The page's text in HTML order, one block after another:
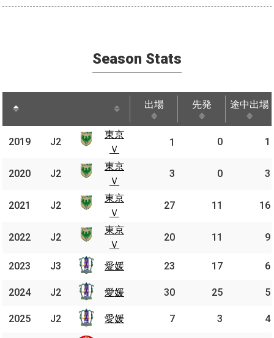
Season Stats
出場 先発 途中出場
2019
東京
Ｖ
1 0 1
2020
東京
Ｖ
3 0 3
2021
東京
Ｖ
27 11 16
2022
東京
Ｖ
20 11 9
2023 愛媛 23 17 6
2024 愛媛 30 25 5
2025 愛媛 7 3 4
2019 J2
東京
Ｖ
2020 J2
東京
Ｖ
2021 J2
東京
Ｖ
2022 J2
東京
Ｖ
2023
J3 愛媛
2024 J2 愛媛
2025 J2 愛媛